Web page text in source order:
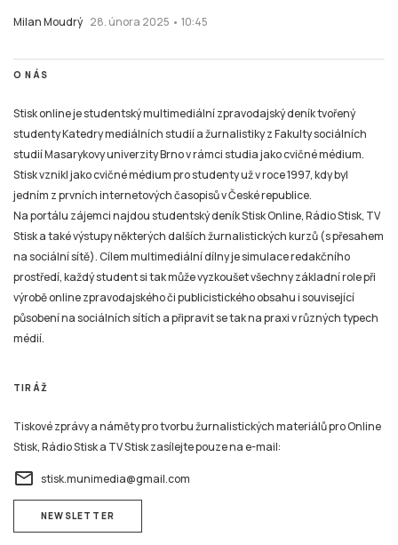
Milan Moudrý 28. února 2025 • 10:45
O NÁS
Stisk online je studentský multimediální zpravodajský deník tvořený
studenty Katedry mediálních studií a žurnalistiky z Fakulty sociálních
studií Masarykovy univerzity Brno v rámci studia jako cvičné médium.
Stisk vznikl jako cvičné médium pro studenty už v roce 1997, kdy byl
jedním z prvních internetových časopisů v České republice.
Na portálu zájemci najdou studentský deník Stisk Online, Rádio Stisk, TV
Stisk a také výstupy některých dalších žurnalistických kurzů (s přesahem
na sociální sítě). Cílem multimediální dílny je simulace redakčního
prostředí, každý student si tak může vyzkoušet všechny základní role při
výrobě online zpravodajského či publicistického obsahu i související
působení na sociálních sítích a připravit se tak na praxi v různých typech
médií.
TIRÁŽ
Tiskové zprávy a náměty pro tvorbu žurnalistických materiálů pro Online
Stisk, Rádio Stisk a TV Stisk zasílejte pouze na e-mail:
email stisk.munimedia@gmail.com
NEWSLETTER